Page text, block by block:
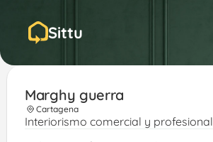
Sittu
Marghy guerra
Cartagena
Interiorismo comercial y profesional